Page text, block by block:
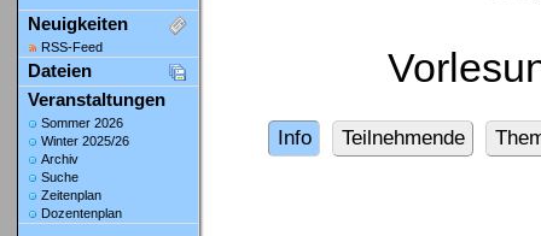
Neuigkeiten
RSS-Feed
Dateien
Veranstaltungen
Sommer 2026
Winter 2025/26
Archiv
Suche
Zeitenplan
Dozentenplan
Info Teilnehmende